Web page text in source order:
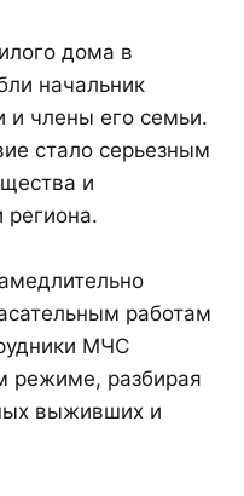
дома в
начальник
и члены его семьи.
стало серьезным
и
региона.
работам
МЧС
режиме, разбирая
выживших и